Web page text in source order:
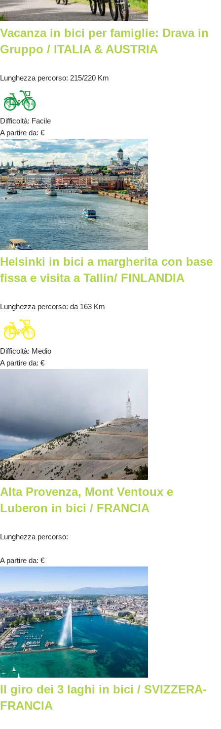
Vacanza in bici per famiglie: Drava in
Gruppo / ITALIA & AUSTRIA
Lunghezza percorso: 215/220 Km
Difficoltà: Facile
A partire da: €
Helsinki in bici a margherita con base
fissa e visita a Tallin/ FINLANDIA
Lunghezza percorso: da 163 Km
Difficoltà: Medio
A partire da: €
Alta Provenza, Mont Ventoux e
Luberon in bici / FRANCIA
Lunghezza percorso:
A partire da: €
Il giro dei 3 laghi in bici / SVIZZERA-
FRANCIA